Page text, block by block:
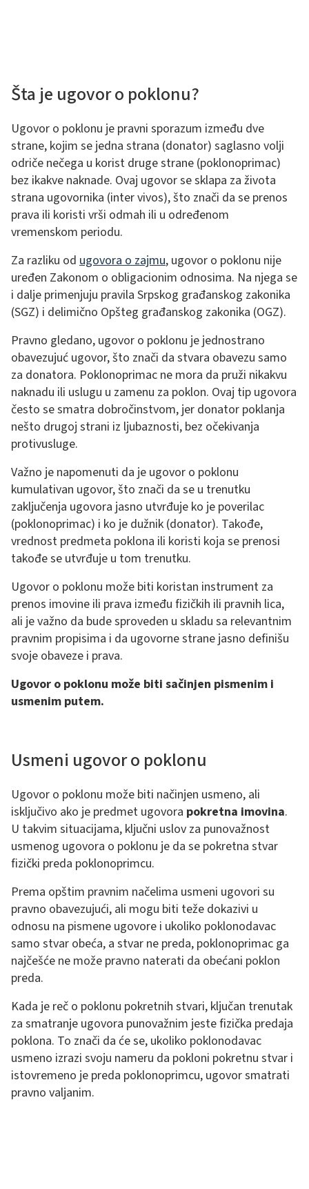
Šta je ugovor o poklonu?
Ugovor o poklonu je pravni sporazum između dve
strane, kojim se jedna strana (donator) saglasno volji
odriče nečega u korist druge strane (poklonoprimac)
bez ikakve naknade. Ovaj ugovor se sklapa za života
strana ugovornika (inter vivos), što znači da se prenos
prava ili koristi vrši odmah ili u određenom
vremenskom periodu.
Za razliku od ugovora o zajmu, ugovor o poklonu nije
uređen Zakonom o obligacionim odnosima. Na njega se
i dalje primenjuju pravila Srpskog građanskog zakonika
(SGZ) i delimično Opšteg građanskog zakonika (OGZ).
Pravno gledano, ugovor o poklonu je jednostrano
obavezujuć ugovor, što znači da stvara obavezu samo
za donatora. Poklonoprimac ne mora da pruži nikakvu
naknadu ili uslugu u zamenu za poklon. Ovaj tip ugovora
često se smatra dobročinstvom, jer donator poklanja
nešto drugoj strani iz ljubaznosti, bez očekivanja
protivusluge.
Važno je napomenuti da je ugovor o poklonu
kumulativan ugovor, što znači da se u trenutku
zaključenja ugovora jasno utvrđuje ko je poverilac
(poklonoprimac) i ko je dužnik (donator). Takođe,
vrednost predmeta poklona ili koristi koja se prenosi
takođe se utvrđuje u tom trenutku.
Ugovor o poklonu može biti koristan instrument za
prenos imovine ili prava između fizičkih ili pravnih lica,
ali je važno da bude sproveden u skladu sa relevantnim
pravnim propisima i da ugovorne strane jasno definišu
svoje obaveze i prava.
Ugovor o poklonu može biti sačinjen pismenim i
usmenim putem.
Usmeni ugovor o poklonu
Ugovor o poklonu može biti načinjen usmeno, ali
isključivo ako je predmet ugovora pokretna imovina.
U takvim situacijama, ključni uslov za punovažnost
usmenog ugovora o poklonu je da se pokretna stvar
fizički preda poklonoprimcu.
Prema opštim pravnim načelima usmeni ugovori su
pravno obavezujući, ali mogu biti teže dokazivi u
odnosu na pismene ugovore i ukoliko poklonodavac
samo stvar obeća, a stvar ne preda, poklonoprimac ga
najčešće ne može pravno naterati da obećani poklon
preda.
Kada je reč o poklonu pokretnih stvari, ključan trenutak
za smatranje ugovora punovažnim jeste fizička predaja
poklona. To znači da će se, ukoliko poklonodavac
usmeno izrazi svoju nameru da pokloni pokretnu stvar i
istovremeno je preda poklonoprimcu, ugovor smatrati
pravno valjanim.